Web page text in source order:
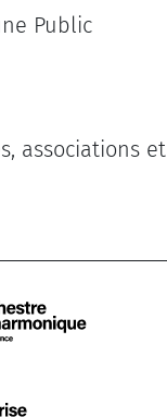
Public
associations et